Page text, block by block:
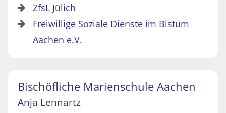
ZfsL Jülich
Freiwillige Soziale Dienste im Bistum
Aachen e.V.
Bischöfliche Marienschule Aachen
Anja Lennartz